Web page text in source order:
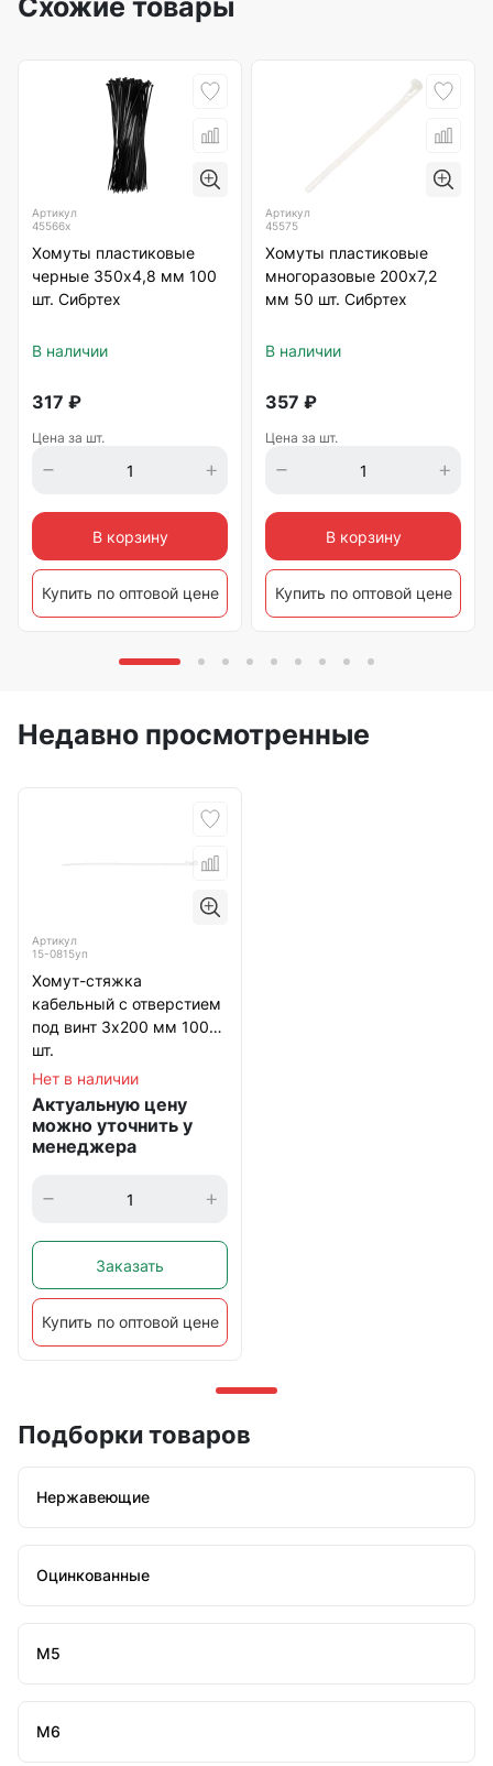
Схожие товары
Артикул
45566х
Хомуты пластиковые
черные 350х4,8 мм 100
шт. Сибртех
В наличии
317 ₽
Цена за шт.
В корзину
Купить по оптовой цене
Артикул
45575
Хомуты пластиковые
многоразовые 200х7,2
мм 50 шт. Сибртех
В наличии
357 ₽
Цена за шт.
В корзину
Купить по оптовой цене
Недавно просмотренные
Артикул
15-0815уп
Хомут-стяжка
кабельный с отверстием
под винт 3х200 мм 100
шт.
Нет в наличии
Актуальную цену
можно уточнить у
менеджера
Заказать
Купить по оптовой цене
Подборки товаров
Нержавеющие
Оцинкованные
М5
М6